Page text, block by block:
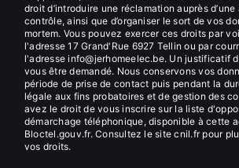
droit d’introduire une réclamation auprès
contrôle, ainsi que d’organiser le sort de vos
mortem. Vous pouvez exercer ces droits par
l'adresse 17 Grand'Rue 6927 Tellin ou par
l'adresse info@jerhomeelec.be. Un justificatif
vous être demandé. Nous conservons vos
période de prise de contact puis pendant la
légale aux fins probatoires et de gestion des
avez le droit de vous inscrire sur la liste
démarchage téléphonique, disponible à cette
Bloctel.gouv.fr. Consultez le site cnil.fr pour
vos droits.